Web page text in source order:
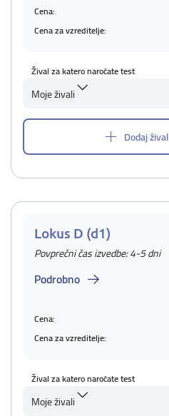
Cena:
Cena za vzreditelje:
Žival za katero naročate test
Moje živali
Dodaj žival
Lokus D (d1)
Povprečni čas izvedbe: 4-5 dni
Podrobno
Cena:
Cena za vzreditelje:
Žival za katero naročate test
Moje živali